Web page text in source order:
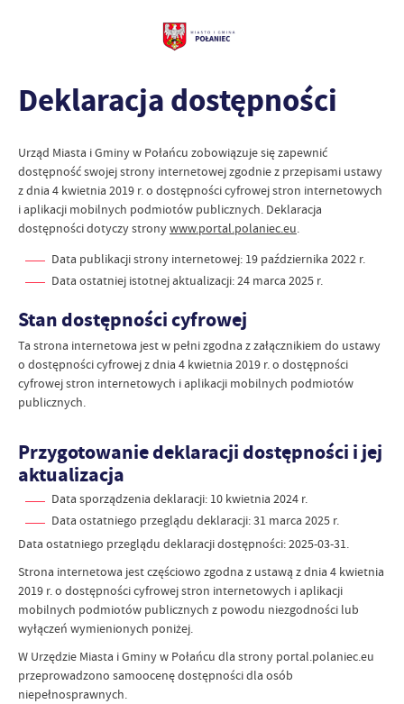
Deklaracja dostępności
Urząd Miasta i Gminy w Połańcu zobowiązuje się zapewnić
dostępność swojejstrony internetowejzgodnie z przepisami ustawy
z dnia 4 kwietnia 2019 r. o dostępności cyfrowej stron internetowych
i aplikacji mobilnych podmiotów publicznych. Deklaracja
dostępności dotyczy stronywww.portal.polaniec.eu.
Data publikacji strony internetowej: 19 października 2022 r.
Data ostatniej istotnej aktualizacji:24 marca 2025 r.
Stan dostępności cyfrowej
Ta strona internetowa jest w pełni zgodna z załącznikiem do ustawy
o dostępności cyfrowej z dnia 4 kwietnia 2019 r. o dostępności
cyfrowej stron internetowych i aplikacji mobilnych podmiotów
publicznych.
Przygotowanie deklaracji dostępności i jej
aktualizacja
Data sporządzenia deklaracji: 10 kwietnia 2024 r.
Data ostatniego przeglądu deklaracji:31 marca 2025 r.
Data ostatniego przeglądu deklaracji dostępności: 2025-03-31.
Strona internetowa jest częściowo zgodna z ustawą z dnia 4 kwietnia
2019 r. o dostępności cyfrowej stron internetowych i aplikacji
mobilnych podmiotów publicznych z powodu niezgodności lub
wyłączeń wymienionych poniżej.
W Urzędzie Miasta i Gminy w Połańcu dla strony portal.polaniec.eu
przeprowadzono samoocenę dostępności dla osób
niepełnosprawnych.